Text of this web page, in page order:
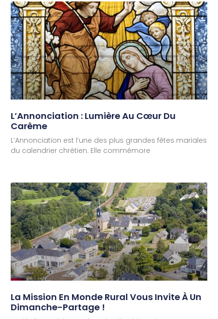
L’Annonciation : Lumière Au Cœur Du
Carême
L’Annonciation est l’une des plus grandes fêtes mariales
du calendrier chrétien. Elle commémore
La Mission En Monde Rural Vous Invite À Un
Dimanche-Partage !